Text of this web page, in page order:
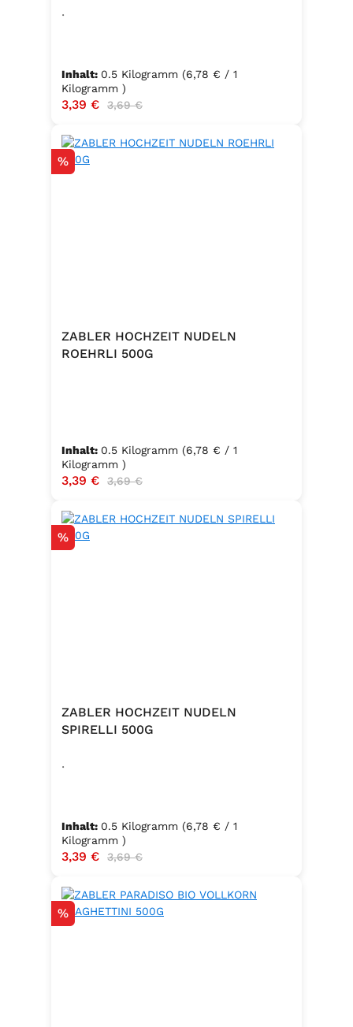
.
Inhalt: 0.5 Kilogramm (6,78 € / 1
Kilogramm )
Verkaufspreis:
3,39 € Regulärer Preis:
3,69 €
Rabatt
%
ZABLER HOCHZEIT NUDELN
ROEHRLI 500G
Inhalt: 0.5 Kilogramm (6,78 € / 1
Kilogramm )
Verkaufspreis:
3,39 € Regulärer Preis:
3,69 €
Rabatt
%
ZABLER HOCHZEIT NUDELN
SPIRELLI 500G
.
Inhalt: 0.5 Kilogramm (6,78 € / 1
Kilogramm )
Verkaufspreis:
3,39 € Regulärer Preis:
3,69 €
Rabatt
%